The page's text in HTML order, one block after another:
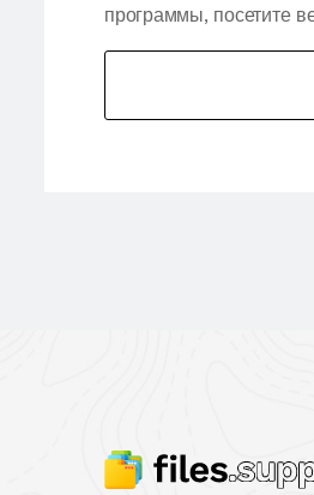
программы, посетите